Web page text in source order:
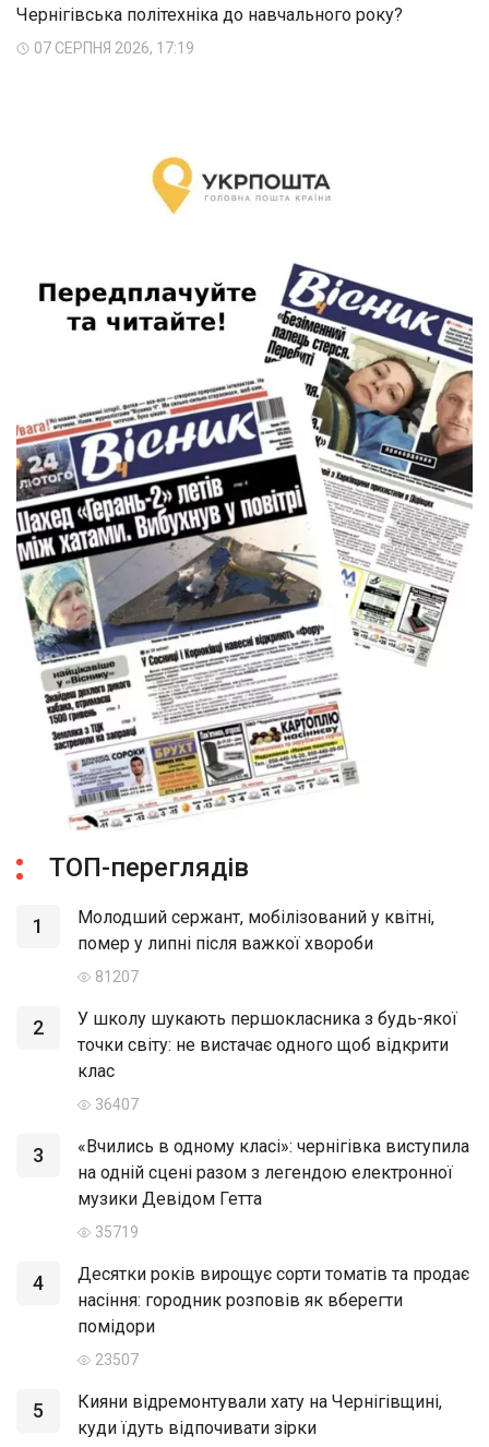
Чернігівська політехніка до навчального року?
07 СЕРПНЯ 2026, 17:19
ТОП-переглядів
1
Молодший сержант, мобілізований у квітні,
помер у липні після важкої хвороби
81207
2
У школу шукають першокласника з будь-якої
точки світу: не вистачає одного щоб відкрити
клас
36407
3
«Вчились в одному класі»: чернігівка виступила
на одній сцені разом з легендою електронної
музики Девідом Гетта
35719
4
Десятки років вирощує сорти томатів та продає
насіння: городник розповів як вберегти
помідори
23507
5
Кияни відремонтували хату на Чернігівщині,
куди їдуть відпочивати зірки